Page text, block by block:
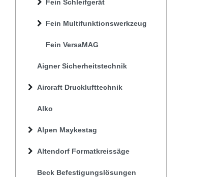
Aigner Sicherheitstechnik
Aircraft Drucklufttechnik
Alko
Alpen Maykestag
Altendorf Formatkreissäge
Beck Befestigungslösungen
Fein Schleifgerät
Fein Multifunktionswerkzeug
Fein VersaMAG